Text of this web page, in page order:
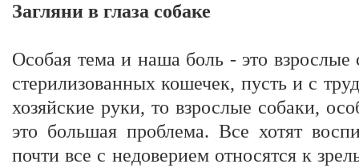
Загляни в глаза собаке
Особая тема и наша боль - это взрослые
стерилизованных кошечек, пусть и с
хозяйские руки, то взрослые собаки,
это большая проблема. Все хотят
почти все с недоверием относятся к